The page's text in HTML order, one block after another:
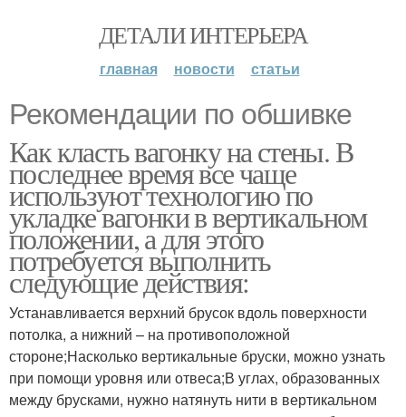
ДЕТАЛИ ИНТЕРЬЕРА
главная новости статьи
Рекомендации по обшивке
Как класть вагонку на стены. В
последнее время все чаще
используют технологию по
укладке вагонки в вертикальном
положении, а для этого
потребуется выполнить
следующие действия:
Устанавливается верхний брусок вдоль поверхности
потолка, а нижний – на противоположной
стороне;Насколько вертикальные бруски, можно узнать
при помощи уровня или отвеса;В углах, образованных
между брусками, нужно натянуть нити в вертикальном